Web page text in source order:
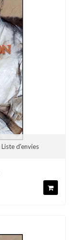
Liste d'envies